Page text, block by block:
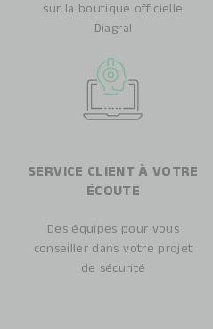
sur la boutique officielle
Diagral
SERVICE CLIENT À VOTRE
ÉCOUTE
Des équipes pour vous
conseiller dans votre projet
de sécurité